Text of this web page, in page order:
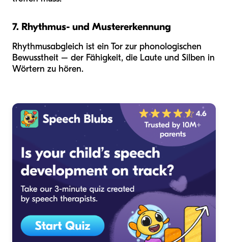
7. Rhythmus- und Mustererkennung
Rhythmusabgleich ist ein Tor zur phonologischen
Bewusstheit – der Fähigkeit, die Laute und Silben in
Wörtern zu hören.